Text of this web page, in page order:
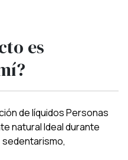
es
de líquidos Personas
natural Ideal durante